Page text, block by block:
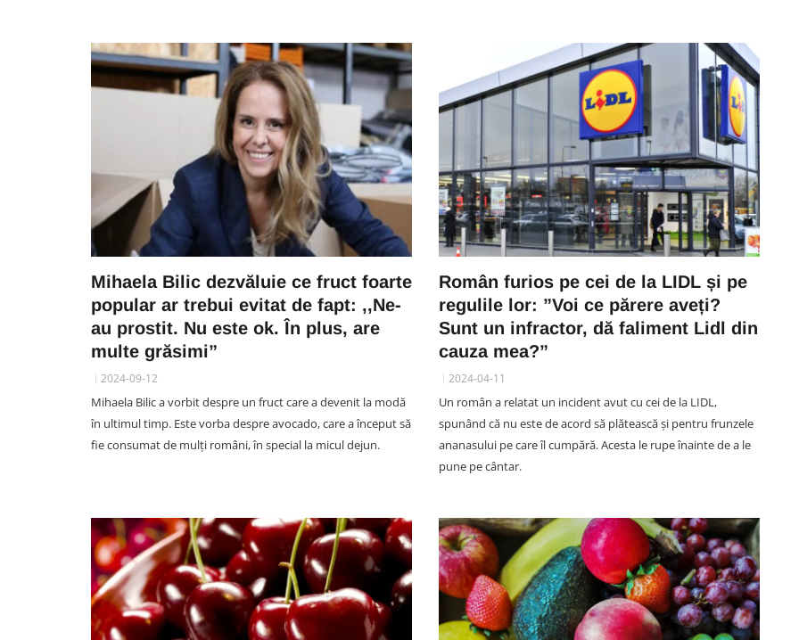
Mihaela Bilic dezvăluie ce fruct foarte
popular ar trebui evitat de fapt: ,,Ne-
au prostit. Nu este ok. În plus, are
multe grăsimi”
2024-09-12
Mihaela Bilic a vorbit despre un fruct care a devenit la modă
în ultimul timp. Este vorba despre avocado, care a început să
fie consumat de mulți români, în special la micul dejun.
Român furios pe cei de la LIDL și pe
regulile lor: ”Voi ce părere aveți?
Sunt un infractor, dă faliment Lidl din
cauza mea?”
2024-04-11
Un român a relatat un incident avut cu cei de la LIDL,
spunând că nu este de acord să plătească și pentru frunzele
ananasului pe care îl cumpără. Acesta le rupe înainte de a le
pune pe cântar.